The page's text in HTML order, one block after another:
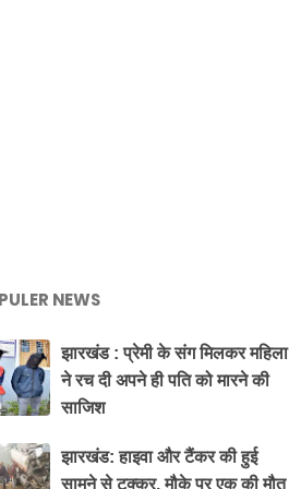
NEWS
झारखंड : प्रेमी के संग मिलकर महिला
ने रच दी अपने ही पति को मारने की
साजिश
झारखंड: हाइवा और टैंकर की हुई
सामने से टक्कर, मौके पर एक की मौत